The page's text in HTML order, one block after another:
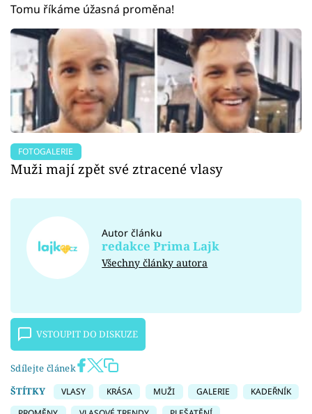
Tomu říkáme úžasná proměna!
FOTOGALERIE
Muži mají zpět své ztracené vlasy
Autor článku
redakce Prima Lajk
Všechny články autora
VSTOUPIT DO DISKUZE
Sdílejte článek
ŠTÍTKY
VLASY KRÁSA MUŽI GALERIE
KADEŘNÍK